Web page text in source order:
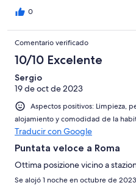
0
Comentario verificado
10/10 Excelente
Sergio
19 de oct de 2023
Aspectos positivos: Limpieza,
alojamiento y comodidad de la
Traducir con Google
Puntata veloce a Roma
Ottima posizione vicino a
Se alojó 1 noche en octubre de 2023